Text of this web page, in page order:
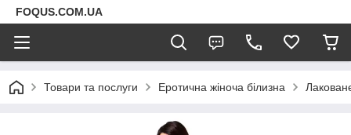
FOQUS.COM.UA
Товари та послуги Еротична жіноча білизна